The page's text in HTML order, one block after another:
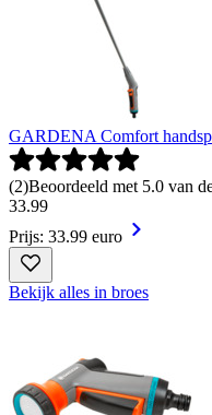
GARDENA Comfort
(2)Beoordeeld met 5.0 van
33.99
Prijs: 33.99 euro
Bekijk alles in broes